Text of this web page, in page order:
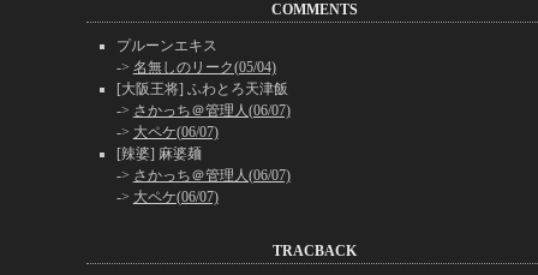
COMMENTS
プルーンエキス
-> 名無しのリーク(05/04)
[大阪王将] ふわとろ天津飯
-> さかっち＠管理人(06/07)
-> 大ペケ(06/07)
[辣婆] 麻婆麺
-> さかっち＠管理人(06/07)
-> 大ペケ(06/07)
TRACBACK